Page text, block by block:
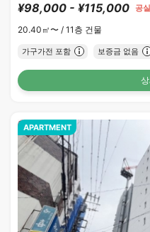
¥98,000 - ¥115,000 공실
20.40㎡〜 / 11층 건물
가구가전 포함 보증금 없음
APARTMENT